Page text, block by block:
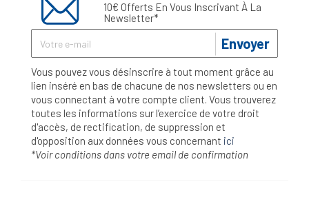
10€ Offerts En Vous Inscrivant À La
Newsletter*
Envoyer
Vous pouvez vous désinscrire à tout moment grâce au
lien inséré en bas de chacune de nos newsletters ou en
vous connectant à votre compte client. Vous trouverez
toutes les informations sur l’exercice de votre droit
d'accès, de rectification, de suppression et
d'opposition aux données vous concernant ici
*Voir conditions dans votre email de confirmation